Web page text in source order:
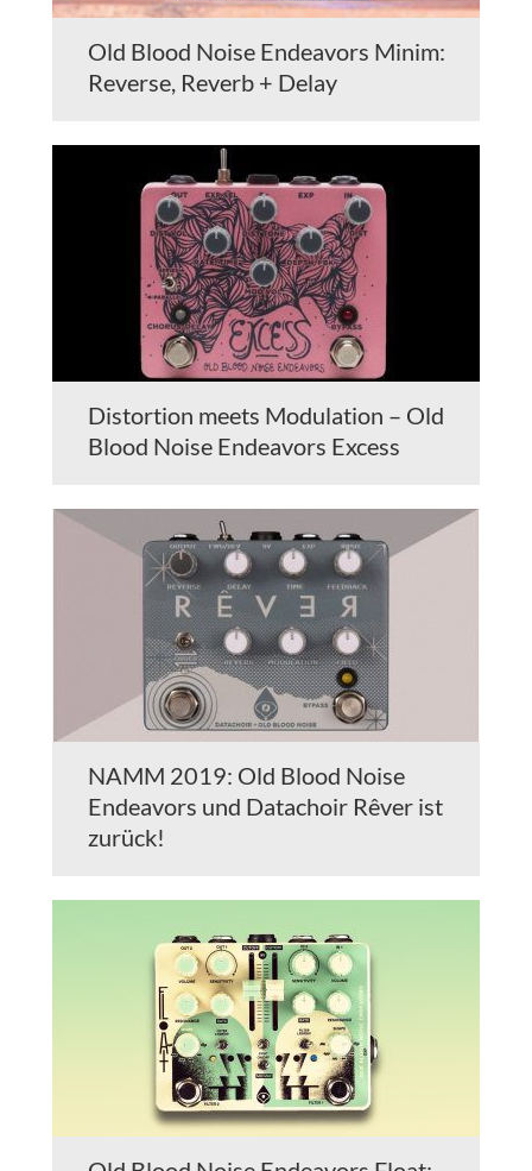
Old Blood Noise Endeavors Minim:
Reverse, Reverb + Delay
Distortion meets Modulation – Old
Blood Noise Endeavors Excess
NAMM 2019: Old Blood Noise
Endeavors und Datachoir Rêver ist
zurück!